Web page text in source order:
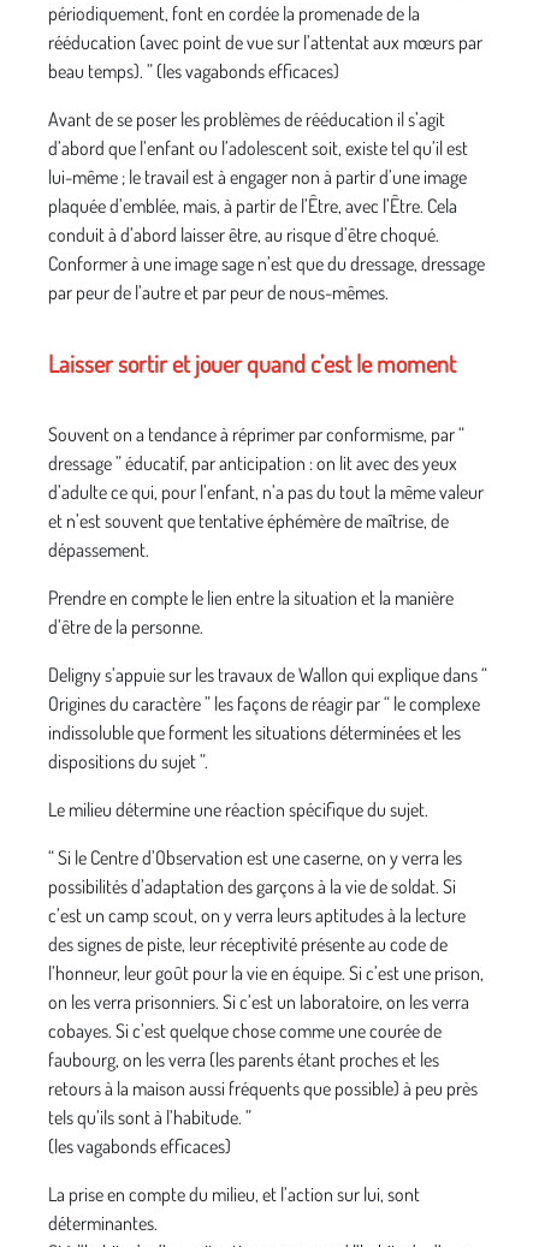
périodiquement, font en cordée la promenade de la
rééducation (avec point de vue sur l’attentat aux mœurs par
beau temps). ” (les vagabonds efficaces)
Avant de se poser les problèmes de rééducation il s’agit
d’abord que l’enfant ou l’adolescent soit, existe tel qu’il est
lui-même ; le travail est à engager non à partir d’une image
plaquée d’emblée, mais, à partir de l’Être, avec l’Être. Cela
conduit à d’abord laisser être, au risque d’être choqué.
Conformer à une image sage n’est que du dressage, dressage
par peur de l’autre et par peur de nous-mêmes.
Laisser sortir et jouer quand c’est le moment
Souvent on a tendance à réprimer par conformisme, par “
dressage ” éducatif, par anticipation : on lit avec des yeux
d’adulte ce qui, pour l’enfant, n’a pas du tout la même valeur
et n’est souvent que tentative éphémère de maîtrise, de
dépassement.
Prendre en compte le lien entre la situation et la manière
d’être de la personne.
Deligny s’appuie sur les travaux de Wallon qui explique dans “
Origines du caractère ” les façons de réagir par “ le complexe
indissoluble que forment les situations déterminées et les
dispositions du sujet ”.
Le milieu détermine une réaction spécifique du sujet.
“ Si le Centre d’Observation est une caserne, on y verra les
possibilités d’adaptation des garçons à la vie de soldat. Si
c’est un camp scout, on y verra leurs aptitudes à la lecture
des signes de piste, leur réceptivité présente au code de
l’honneur, leur goût pour la vie en équipe. Si c’est une prison,
on les verra prisonniers. Si c’est un laboratoire, on les verra
cobayes. Si c’est quelque chose comme une courée de
faubourg, on les verra (les parents étant proches et les
retours à la maison aussi fréquents que possible) à peu près
tels qu’ils sont à l’habitude. ”
(les vagabonds efficaces)
La prise en compte du milieu, et l’action sur lui, sont
déterminantes.